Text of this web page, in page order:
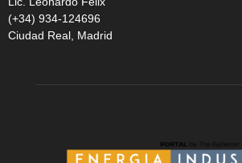
(+34) 934-124696
Ciudad Real, Madrid